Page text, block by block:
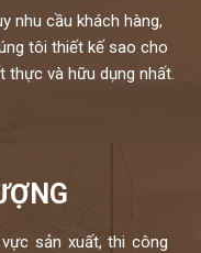
nhu cầu khách hàng,
tôi thiết kế sao cho
thực và hữu dụng nhất.
sản xuất, thi công